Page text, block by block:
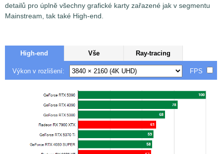
detailů pro úplně všechny grafické karty zařazené jak v segmentu
Mainstream, tak také High-end.
High-end Vše Ray-tracing
Výkon v rozlišení: FPS